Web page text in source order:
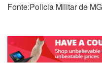
Fonte:Policia Militar de MG